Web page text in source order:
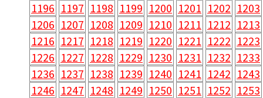
1196 1197 1198 1199 1200 1201 1202 1203
1206 1207 1208 1209 1210 1211 1212 1213
1216 1217 1218 1219 1220 1221 1222 1223
1226 1227 1228 1229 1230 1231 1232 1233
1236 1237 1238 1239 1240 1241 1242 1243
1246 1247 1248 1249 1250 1251 1252 1253